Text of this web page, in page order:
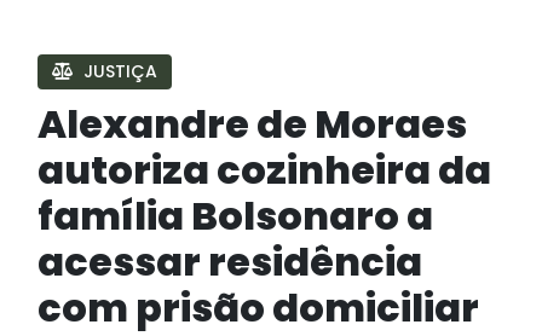
JUSTIÇA
Alexandre de Moraes
autoriza cozinheira da
família Bolsonaro a
acessar residência
com prisão domiciliar